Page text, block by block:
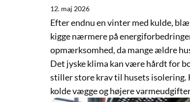
12. maj 2026
Efter endnu en vinter med kulde,
kigge nærmere på
opmærksomhed, da mange ældre
Det jyske klima kan være hårdt for
stiller store krav til husets
kolde vægge og højere